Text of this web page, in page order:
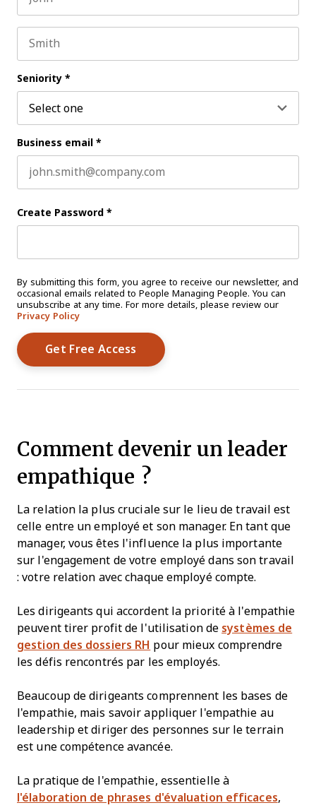
Seniority *
Business email *
Create Password *
By submitting this form, you agree to receive our newsletter, and
occasional emails related to People Managing People. You can
unsubscribe at any time. For more details, please review our
Privacy Policy
Comment devenir un leader
empathique ?
La relation la plus cruciale sur le lieu de travail est
celle entre un employé et son manager. En tant que
manager, vous êtes l'influence la plus importante
sur l'engagement de votre employé dans son travail
: votre relation avec chaque employé compte.
Les dirigeants qui accordent la priorité à l'empathie
peuvent tirer profit de l'utilisation de systèmes de
gestion des dossiers RH pour mieux comprendre
les défis rencontrés par les employés.
Beaucoup de dirigeants comprennent les bases de
l'empathie, mais savoir appliquer l'empathie au
leadership et diriger des personnes sur le terrain
est une compétence avancée.
La pratique de l'empathie, essentielle à
l'élaboration de phrases d'évaluation efficaces,